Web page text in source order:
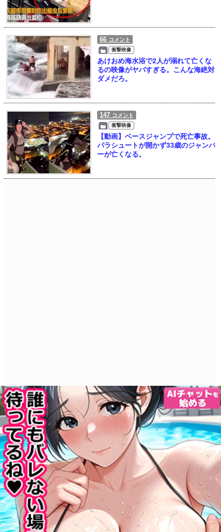
66 コメント
衝撃映像
あけおめ海水浴で2人が溺れて亡くな
るの映像がヤバすぎる。こんな海絶対
ダメだろ。
147 コメント
衝撃映像
【動画】ベースジャンプで死亡事故。
パラシュートが開かず33歳のジャンパ
ーが亡くなる。